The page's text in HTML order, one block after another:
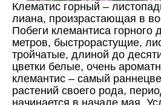
Клематис горный –
лиана, произрастающая в
Побеги клемантиса горного
метров, быстрорастущие,
тройчатые, длиной до
цветки белые, очень
клемантис – самый
растений своего рода,
начинается в начале мая.